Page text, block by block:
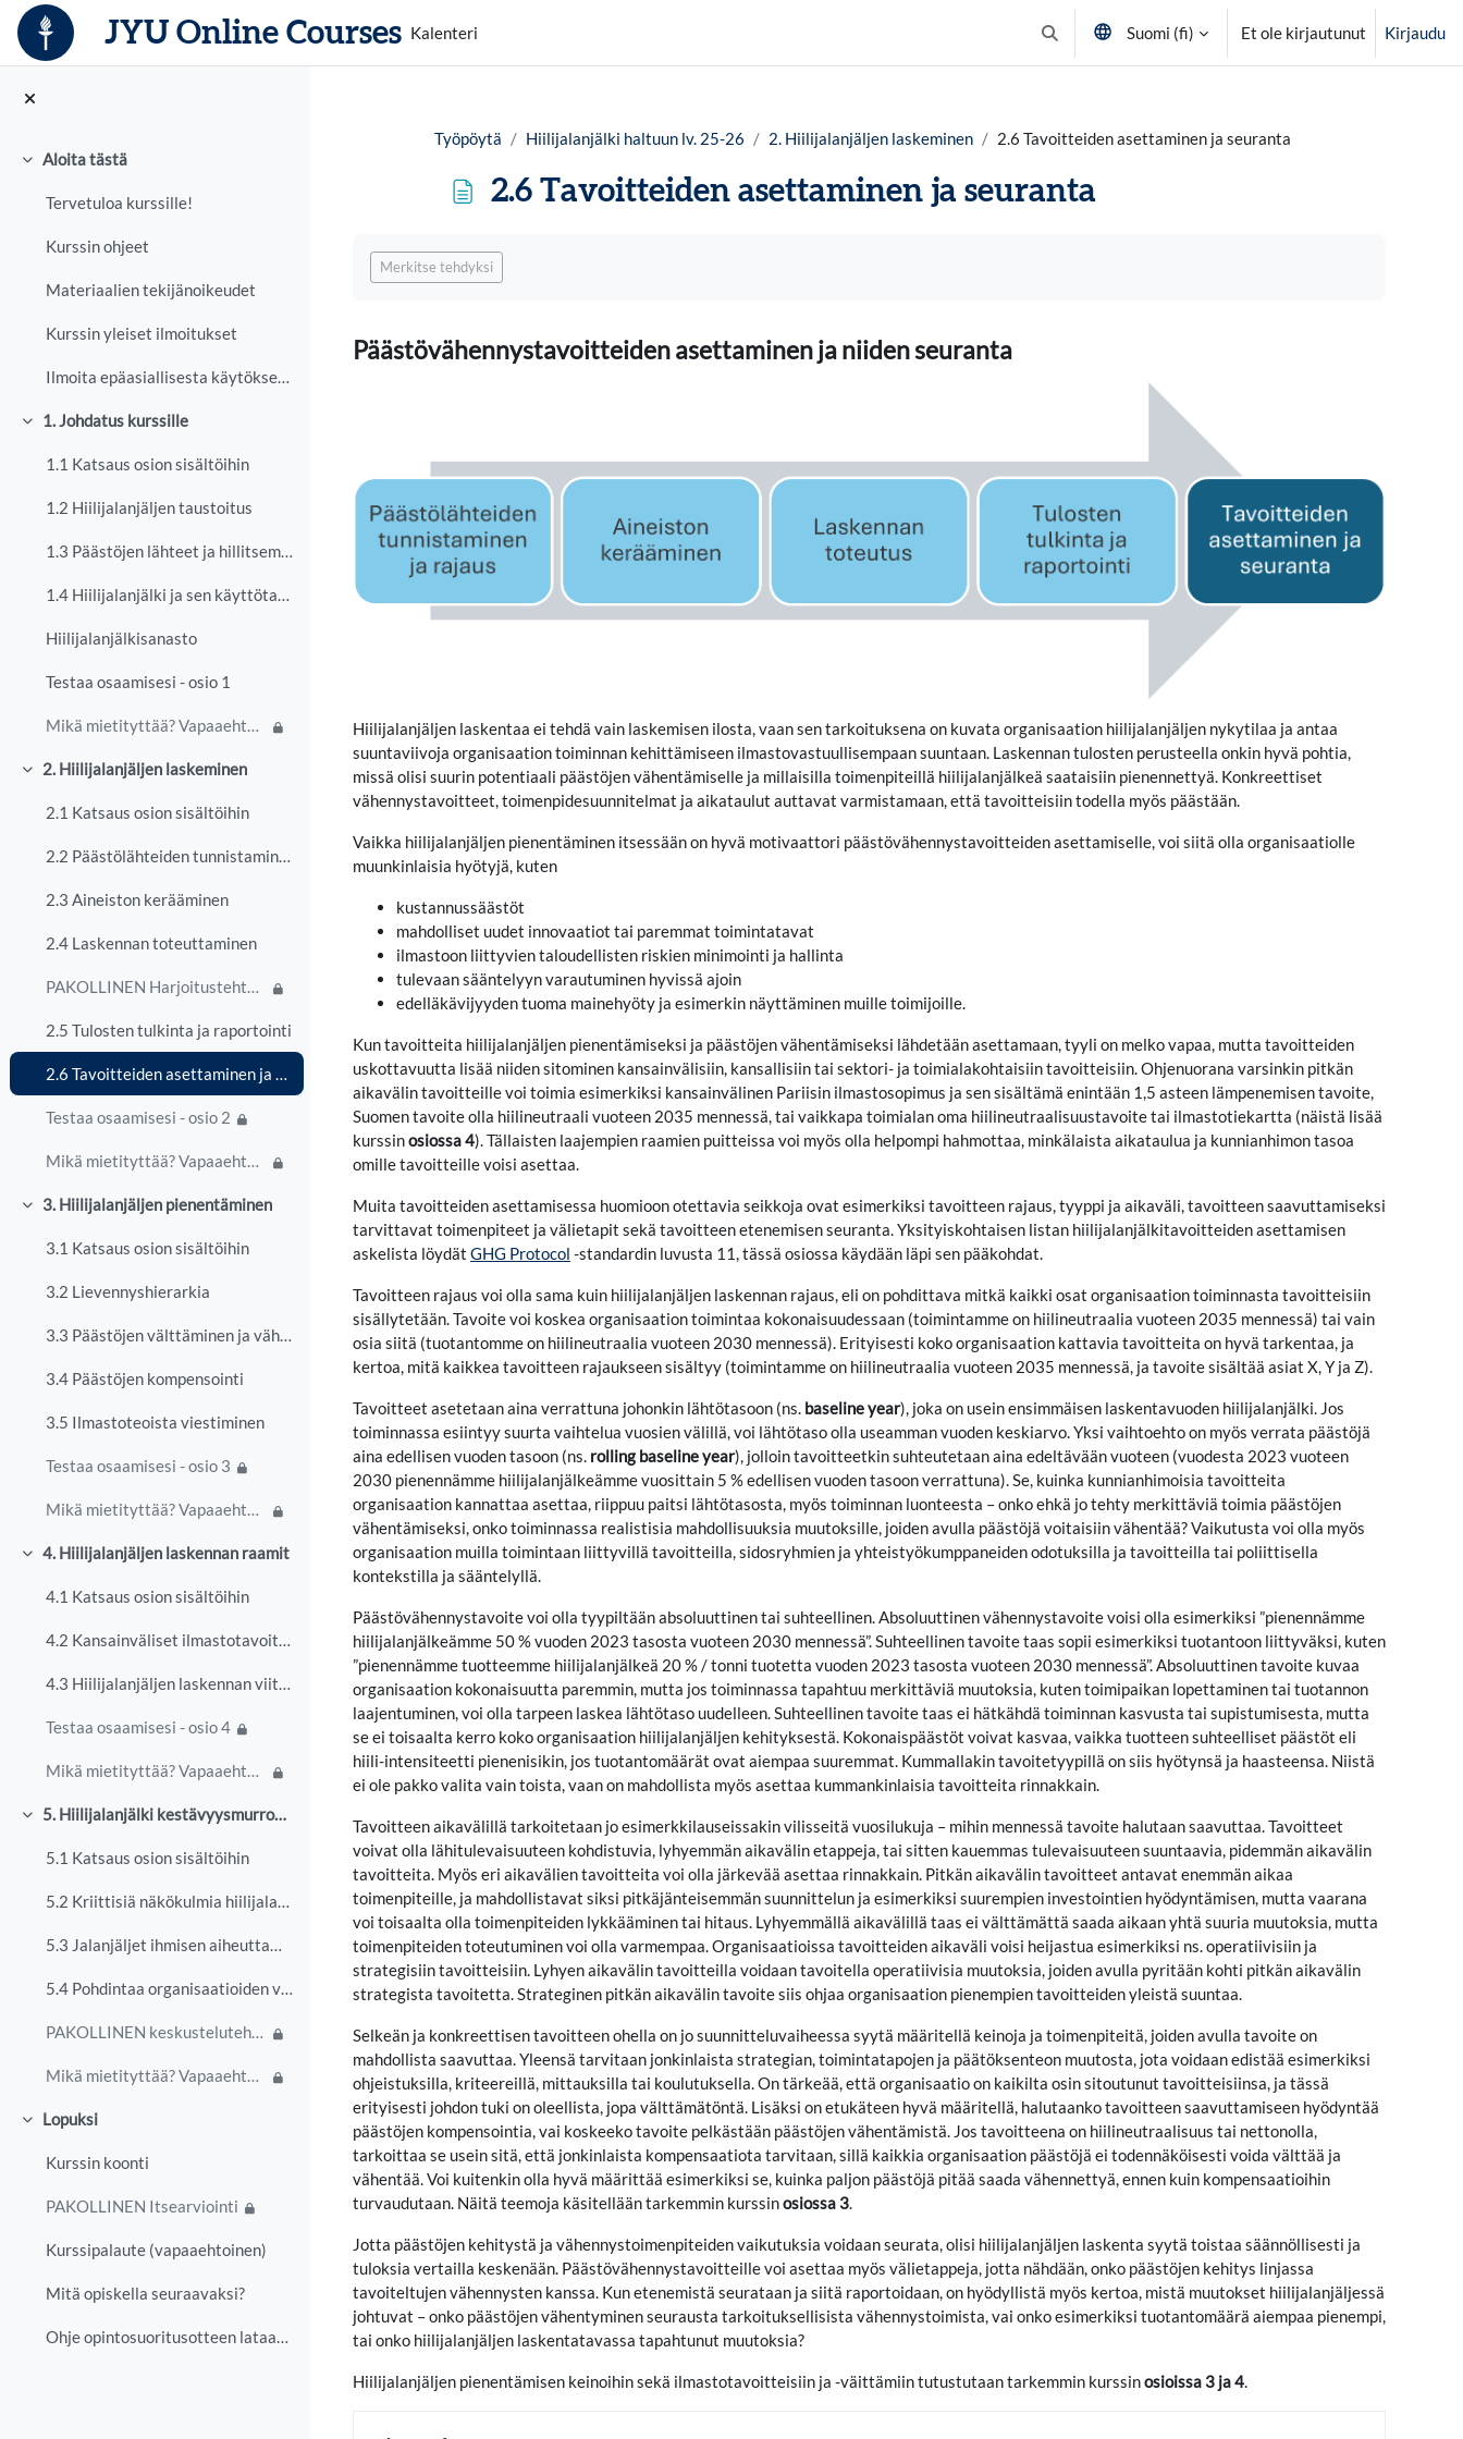
Siirry pääsisältöön
JYU Online Courses Kalenteri
Vaihda hakusyöttöä
Suomi ‎(fi)‎ Et ole kirjautunut Kirjaudu
Tiivistä
Aloita tästä
Tervetuloa kurssille!
Kurssin ohjeet
Materiaalien tekijänoikeudet
Kurssin yleiset ilmoitukset
Ilmoita epäasiallisesta käytöksestä
Tiivistä
1. Johdatus kurssille
1.1 Katsaus osion sisältöihin
1.2 Hiilijalanjäljen taustoitus
1.3 Päästöjen lähteet ja hillitseminen
1.4 Hiilijalanjälki ja sen käyttötarkoitukset
Hiilijalanjälkisanasto
Testaa osaamisesi - osio 1
Mikä mietityttää? Vapaaehtoinen keskustelu
Tiivistä
2. Hiilijalanjäljen laskeminen
2.1 Katsaus osion sisältöihin
2.2 Päästölähteiden tunnistaminen ja rajaus
2.3 Aineiston kerääminen
2.4 Laskennan toteuttaminen
PAKOLLINEN Harjoitustehtävä
2.5 Tulosten tulkinta ja raportointi
2.6 Tavoitteiden asettaminen ja seuranta
Testaa osaamisesi - osio 2
Mikä mietityttää? Vapaaehtoinen keskustelu
Tiivistä
3. Hiilijalanjäljen pienentäminen
3.1 Katsaus osion sisältöihin
3.2 Lievennyshierarkia
3.3 Päästöjen välttäminen ja vähentäminen
3.4 Päästöjen kompensointi
3.5 Ilmastoteoista viestiminen
Testaa osaamisesi - osio 3
Mikä mietityttää? Vapaaehtoinen keskustelu
Tiivistä
4. Hiilijalanjäljen laskennan raamit
4.1 Katsaus osion sisältöihin
4.2 Kansainväliset ilmastotavoitteet ja lainsäädäntö ilmastotyön raameina
4.3 Hiilijalanjäljen laskennan viitekehykset ja standardit
Testaa osaamisesi - osio 4
Mikä mietityttää? Vapaaehtoinen keskustelu
Tiivistä
5. Hiilijalanjälki kestävyysmurroksen työkaluna - kritiikki ja mahdollisuudet
5.1 Katsaus osion sisältöihin
5.2 Kriittisiä näkökulmia hiilijalanjälkeen
5.3 Jalanjäljet ihmisen aiheuttamien käyttöpaineiden ja ympäristövaikutusten indikaattoreina
5.4 Pohdintaa organisaatioiden vastuullisuudesta
PAKOLLINEN keskustelutehtävä
Mikä mietityttää? Vapaaehtoinen keskustelu
Tiivistä
Lopuksi
Kurssin koonti
PAKOLLINEN Itsearviointi
Kurssipalaute (vapaaehtoinen)
Mitä opiskella seuraavaksi?
Ohje opintosuoritusotteen lataamiseen todistukseksi
Työpöytä Hiilijalanjälki haltuun lv. 25-26 2. Hiilijalanjäljen laskeminen 2.6 Tavoitteiden asettaminen ja seuranta
2.6 Tavoitteiden asettaminen ja seuranta
Merkitse tehdyksi
Päästövähennystavoitteiden asettaminen ja niiden seuranta
Hiilijalanjäljen laskentaa ei tehdä vain laskemisen ilosta, vaan sen tarkoituksena on kuvata organisaation hiilijalanjäljen nykytilaa ja antaa
suuntaviivoja organisaation toiminnan kehittämiseen ilmastovastuullisempaan suuntaan. Laskennan tulosten perusteella onkin hyvä pohtia,
missä olisi suurin potentiaali päästöjen vähentämiselle ja millaisilla toimenpiteillä hiilijalanjälkeä saataisiin pienennettyä. Konkreettiset
vähennystavoitteet, toimenpidesuunnitelmat ja aikataulut auttavat varmistamaan, että tavoitteisiin todella myös päästään.
Vaikka hiilijalanjäljen pienentäminen itsessään on hyvä motivaattori päästövähennystavoitteiden asettamiselle, voi siitä olla organisaatiolle
muunkinlaisia hyötyjä, kuten
kustannussäästöt
mahdolliset uudet innovaatiot tai paremmat toimintatavat
ilmastoon liittyvien taloudellisten riskien minimointi ja hallinta
tulevaan sääntelyyn varautuminen hyvissä ajoin
edelläkävijyyden tuoma mainehyöty ja esimerkin näyttäminen muille toimijoille.
Kun tavoitteita hiilijalanjäljen pienentämiseksi ja päästöjen vähentämiseksi lähdetään asettamaan, tyyli on melko vapaa, mutta tavoitteiden
uskottavuutta lisää niiden sitominen kansainvälisiin, kansallisiin tai sektori- ja toimialakohtaisiin tavoitteisiin. Ohjenuorana varsinkin pitkän
aikavälin tavoitteille voi toimia esimerkiksi kansainvälinen Pariisin ilmastosopimus ja sen sisältämä enintään 1,5 asteen lämpenemisen tavoite,
Suomen tavoite olla hiilineutraali vuoteen 2035 mennessä, tai vaikkapa toimialan oma hiilineutraalisuustavoite tai ilmastotiekartta (näistä lisää
kurssinosiossa 4). Tällaisten laajempien raamien puitteissa voi myös olla helpompi hahmottaa, minkälaista aikataulua ja kunnianhimon tasoa
omille tavoitteille voisi asettaa.
Muita tavoitteiden asettamisessa huomioon otettavia seikkoja ovat esimerkiksi tavoitteen rajaus, tyyppi ja aikaväli, tavoitteen saavuttamiseksi
tarvittavat toimenpiteet ja välietapit sekä tavoitteen etenemisen seuranta. Yksityiskohtaisen listan hiilijalanjälkitavoitteiden asettamisen
askelista löydät GHG Protocol -standardin luvusta 11, tässä osiossa käydään läpi sen pääkohdat.
Tavoitteen rajaus voi olla sama kuin hiilijalanjäljen laskennan rajaus, eli on pohdittava mitkä kaikki osat organisaation toiminnasta tavoitteisiin
sisällytetään. Tavoite voi koskea organisaation toimintaa kokonaisuudessaan (toimintamme on hiilineutraalia vuoteen 2035 mennessä) tai vain
osia siitä (tuotantomme on hiilineutraalia vuoteen 2030 mennessä). Erityisesti koko organisaation kattavia tavoitteita on hyvä tarkentaa, ja
kertoa, mitä kaikkea tavoitteen rajaukseen sisältyy (toimintamme on hiilineutraalia vuoteen 2035 mennessä, ja tavoite sisältää asiat X, Y ja Z).
Tavoitteet asetetaan aina verrattuna johonkin lähtötasoon (ns. baseline year), joka on usein ensimmäisen laskentavuoden hiilijalanjälki. Jos
toiminnassa esiintyy suurta vaihtelua vuosien välillä, voi lähtötaso olla useamman vuoden keskiarvo. Yksi vaihtoehto on myös verrata päästöjä
aina edellisen vuoden tasoon (ns. rolling baseline year), jolloin tavoitteetkin suhteutetaan aina edeltävään vuoteen (vuodesta 2023 vuoteen
2030 pienennämme hiilijalanjälkeämme vuosittain 5 % edellisen vuoden tasoon verrattuna). Se, kuinka kunnianhimoisia tavoitteita
organisaation kannattaa asettaa, riippuu paitsi lähtötasosta, myös toiminnan luonteesta – onko ehkä jo tehty merkittäviä toimia päästöjen
vähentämiseksi, onko toiminnassa realistisia mahdollisuuksia muutoksille, joiden avulla päästöjä voitaisiin vähentää? Vaikutusta voi olla myös
organisaation muilla toimintaan liittyvillä tavoitteilla, sidosryhmien ja yhteistyökumppaneiden odotuksilla ja tavoitteilla tai poliittisella
kontekstilla ja sääntelyllä.
Päästövähennystavoite voi olla tyypiltään absoluuttinen tai suhteellinen. Absoluuttinen vähennystavoite voisi olla esimerkiksi ”pienennämme
hiilijalanjälkeämme 50 % vuoden 2023 tasosta vuoteen 2030 mennessä”. Suhteellinen tavoite taas sopii esimerkiksi tuotantoon liittyväksi, kuten
”pienennämme tuotteemme hiilijalanjälkeä 20 % / tonni tuotetta vuoden 2023 tasosta vuoteen 2030 mennessä”. Absoluuttinen tavoite kuvaa
organisaation kokonaisuutta paremmin, mutta jos toiminnassa tapahtuu merkittäviä muutoksia, kuten toimipaikan lopettaminen tai tuotannon
laajentuminen, voi olla tarpeen laskea lähtötaso uudelleen. Suhteellinen tavoite taas ei hätkähdä toiminnan kasvusta tai supistumisesta, mutta
se ei toisaalta kerro koko organisaation hiilijalanjäljen kehityksestä. Kokonaispäästöt voivat kasvaa, vaikka tuotteen suhteelliset päästöt eli
hiili-intensiteetti pienenisikin, jos tuotantomäärät ovat aiempaa suuremmat. Kummallakin tavoitetyypillä on siis hyötynsä ja haasteensa. Niistä
ei ole pakko valita vain toista, vaan on mahdollista myös asettaa kummankinlaisia tavoitteita rinnakkain.
Tavoitteen aikavälillä tarkoitetaan jo esimerkkilauseissakin vilisseitä vuosilukuja – mihin mennessä tavoite halutaan saavuttaa. Tavoitteet
voivat olla lähitulevaisuuteen kohdistuvia, lyhyemmän aikavälin etappeja, tai sitten kauemmas tulevaisuuteen suuntaavia, pidemmän aikavälin
tavoitteita. Myös eri aikavälien tavoitteita voi olla järkevää asettaa rinnakkain. Pitkän aikavälin tavoitteet antavat enemmän aikaa
toimenpiteille, ja mahdollistavat siksi pitkäjänteisemmän suunnittelun ja esimerkiksi suurempien investointien hyödyntämisen, mutta vaarana
voi toisaalta olla toimenpiteiden lykkääminen tai hitaus. Lyhyemmällä aikavälillä taas ei välttämättä saada aikaan yhtä suuria muutoksia, mutta
toimenpiteiden toteutuminen voi olla varmempaa. Organisaatioissa tavoitteiden aikaväli voisi heijastua esimerkiksi ns. operatiivisiin ja
strategisiin tavoitteisiin. Lyhyen aikavälin tavoitteilla voidaan tavoitella operatiivisia muutoksia, joiden avulla pyritään kohti pitkän aikavälin
strategista tavoitetta. Strateginen pitkän aikavälin tavoite siis ohjaa organisaation pienempien tavoitteiden yleistä suuntaa.
Selkeän ja konkreettisen tavoitteen ohella on jo suunnitteluvaiheessa syytä määritellä keinoja ja toimenpiteitä, joiden avulla tavoite on
mahdollista saavuttaa. Yleensä tarvitaan jonkinlaista strategian, toimintatapojen ja päätöksenteon muutosta, jota voidaan edistää esimerkiksi
ohjeistuksilla, kriteereillä, mittauksilla tai koulutuksella. On tärkeää, että organisaatio on kaikilta osin sitoutunut tavoitteisiinsa, ja tässä
erityisesti johdon tuki on oleellista, jopa välttämätöntä. Lisäksi on etukäteen hyvä määritellä, halutaanko tavoitteen saavuttamiseen hyödyntää
päästöjen kompensointia, vai koskeeko tavoite pelkästään päästöjen vähentämistä. Jos tavoitteena on hiilineutraalisuus tai nettonolla,
tarkoittaa se usein sitä, että jonkinlaista kompensaatiota tarvitaan, sillä kaikkia organisaation päästöjä ei todennäköisesti voida välttää ja
vähentää. Voi kuitenkin olla hyvä määrittää esimerkiksi se, kuinka paljon päästöjä pitää saada vähennettyä, ennen kuin kompensaatioihin
turvaudutaan. Näitä teemoja käsitellään tarkemmin kurssinosiossa 3.
Jotta päästöjen kehitystä ja vähennystoimenpiteiden vaikutuksia voidaan seurata, olisi hiilijalanjäljen laskenta syytä toistaa säännöllisesti ja
tuloksia vertailla keskenään. Päästövähennystavoitteille voi asettaa myös välietappeja, jotta nähdään, onko päästöjen kehitys linjassa
tavoiteltujen vähennysten kanssa. Kun etenemistä seurataan ja siitä raportoidaan, on hyödyllistä myös kertoa, mistä muutokset hiilijalanjäljessä
johtuvat – onko päästöjen vähentyminen seurausta tarkoituksellisista vähennystoimista, vai onko esimerkiksi tuotantomäärä aiempaa pienempi,
tai onko hiilijalanjäljen laskentatavassa tapahtunut muutoksia?
Hiilijalanjäljen pienentämisen keinoihin sekä ilmastotavoitteisiin ja -väittämiin tutustutaan tarkemmin kurssinosioissa 3 ja 4.